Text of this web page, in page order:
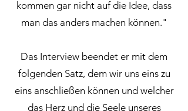
kommen gar nicht auf die Idee, dass
man das anders machen können."
Das Interview beendet er mit dem
folgenden Satz, dem wir uns eins zu
eins anschließen können und welcher
das Herz und die Seele unseres